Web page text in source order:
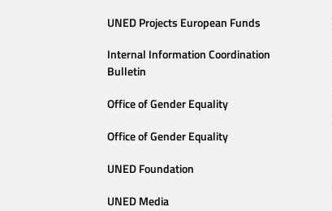
UNED Projects European Funds
Internal Information Coordination
Bulletin
Office of Gender Equality
Office of Gender Equality
UNED Foundation
UNED Media